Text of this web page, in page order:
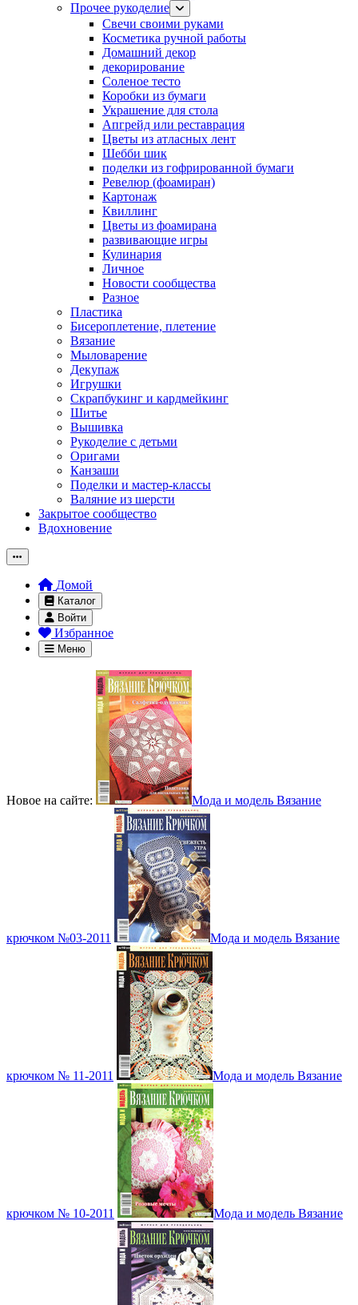
Прочее рукоделие
Свечи своими руками
Косметика ручной работы
Домашний декор
декорирование
Соленое тесто
Коробки из бумаги
Украшение для стола
Апгрейд или реставрация
Цветы из атласных лент
Шебби шик
поделки из гофрированной бумаги
Ревелюр (фоамиран)
Картонаж
Квиллинг
Цветы из фоамирана
развивающие игры
Кулинария
Личное
Новости сообщества
Разное
Пластика
Бисероплетение, плетение
Вязание
Мыловарение
Декупаж
Игрушки
Скрапбукинг и кардмейкинг
Шитье
Вышивка
Рукоделие с детьми
Оригами
Канзаши
Поделки и мастер-классы
Валяние из шерсти
Закрытое сообщество
Вдохновение
Домой
Каталог
Войти
Избранное
Меню
Новое на сайте: Мода и модель Вязание
крючком №03-2011 Мода и модель Вязание
крючком № 11-2011 Мода и модель Вязание
крючком № 10-2011 Мода и модель Вязание